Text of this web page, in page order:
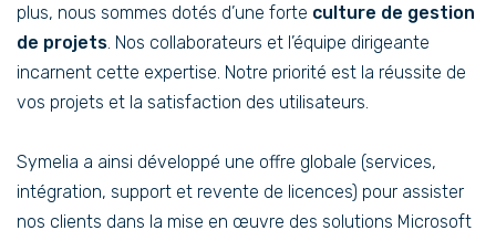
plus, nous sommes dotés d’une forte culture de gestion
de projets. Nos collaborateurs et l’équipe dirigeante
incarnent cette expertise. Notre priorité est la réussite de
vos projets et la satisfaction des utilisateurs.
Symelia a ainsi développé une offre globale (services,
intégration, support et revente de licences) pour assister
nos clients dans la mise en œuvre des solutions Microsoft